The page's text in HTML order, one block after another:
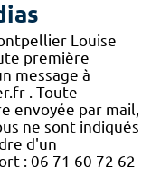
Louise
première
message à
. Toute
envoyée par mail,
ne sont indiqués
d'un
: 06 71 60 72 62